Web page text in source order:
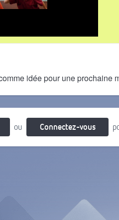
idée pour une prochaine
ou Connectez-vous